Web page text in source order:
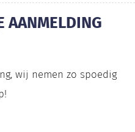
AANMELDING
wij nemen zo spoedig